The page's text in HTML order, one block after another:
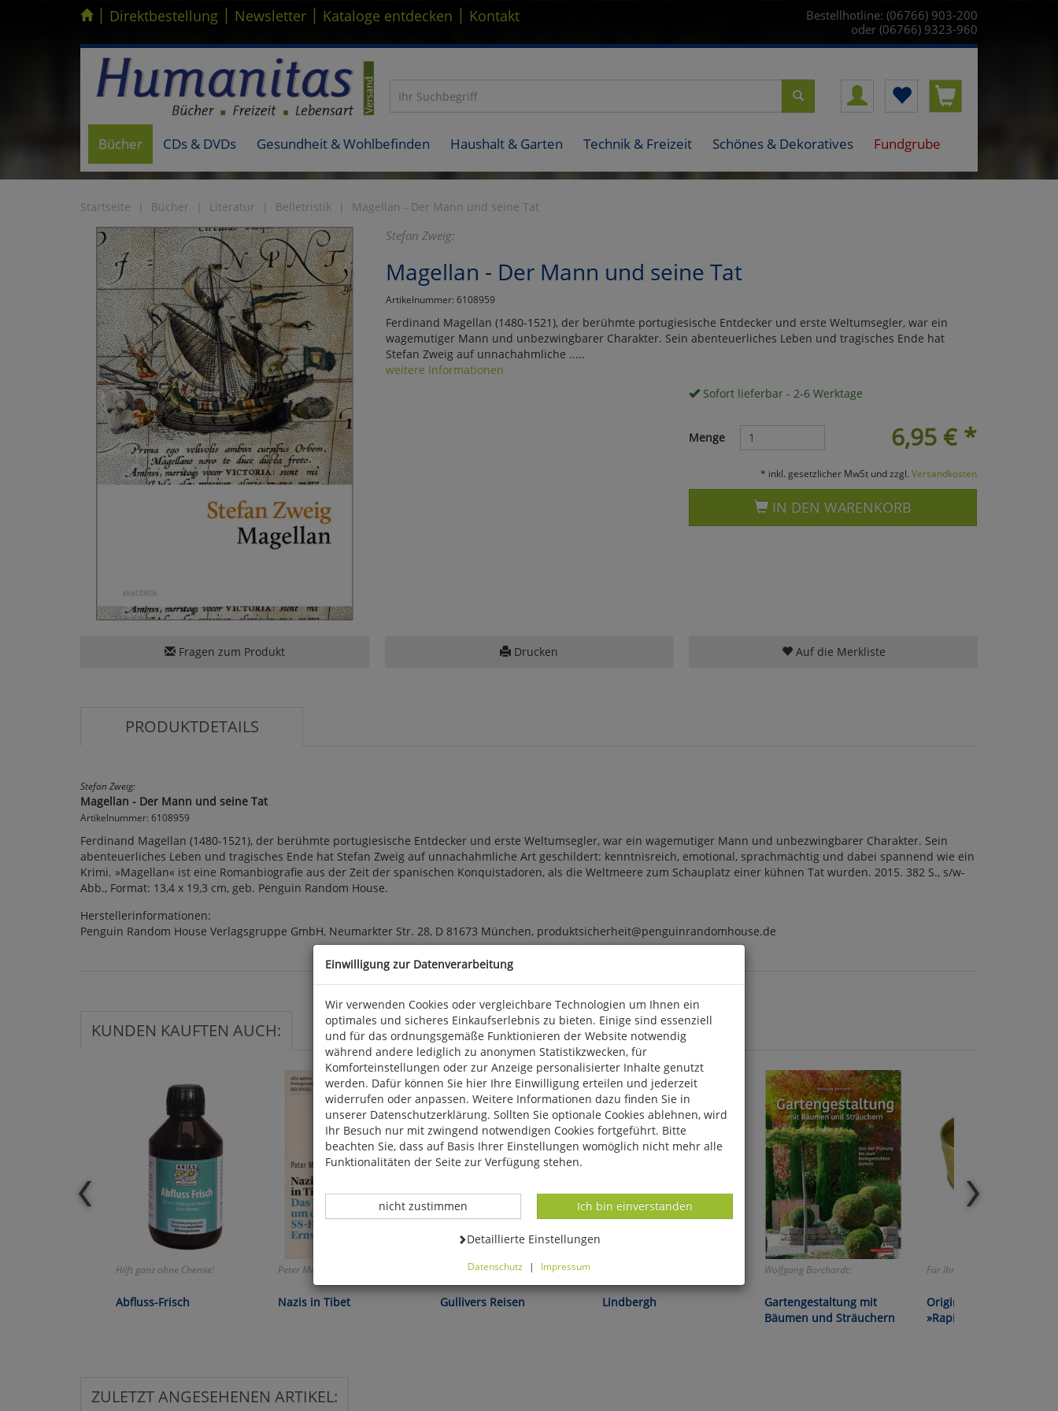
Kompletten Head der Seite überspringen
| Direktbestellung | Newsletter | Kataloge entdecken | Kontakt
Bestellhotline: (06766) 903-200
oder (06766) 9323-960
Bücher CDs & DVDs Gesundheit & Wohlbefinden Haushalt & Garten Technik & Freizeit Schönes & Dekoratives Fundgrube
Startseite Bücher Literatur Belletristik Magellan - Der Mann und seine Tat
Stefan Zweig:
Magellan - Der Mann und seine Tat
Artikelnummer: 6108959
Ferdinand Magellan (1480-1521), der berühmte portugiesische Entdecker und erste Weltumsegler, war ein
wagemutiger Mann und unbezwingbarer Charakter. Sein abenteuerliches Leben und tragisches Ende hat
Stefan Zweig auf unnachahmliche .....
weitere Informationen
Sofort lieferbar - 2-6 Werktage
6,95 €*
Menge
* inkl. gesetzlicher MwSt und zzgl. Versandkosten
IN DEN WARENKORB
Fragen zum Produkt Drucken Auf die Merkliste
PRODUKTDETAILS
Stefan Zweig:
Magellan - Der Mann und seine Tat
Artikelnummer: 6108959
Ferdinand Magellan (1480-1521), der berühmte portugiesische Entdecker und erste Weltumsegler, war ein wagemutiger Mann und unbezwingbarer Charakter. Sein
abenteuerliches Leben und tragisches Ende hat Stefan Zweig auf unnachahmliche Art geschildert: kenntnisreich, emotional, sprachmächtig und dabei spannend wie ein
Krimi. »Magellan« ist eine Romanbiografie aus der Zeit der spanischen Konquistadoren, als die Weltmeere zum Schauplatz einer kühnen Tat wurden. 2015. 382 S., s/w-
Abb., Format: 13,4 x 19,3 cm, geb. Penguin Random House.
Herstellerinformationen:
Penguin Random House Verlagsgruppe GmbH, Neumarkter Str. 28, D 81673 München, produktsicherheit@penguinrandomhouse.de
KUNDEN KAUFTEN AUCH:
Hilft ganz ohne Chemie!
Abfluss-Frisch
Peter Meier-Hüsing:
Nazis in Tibet
Jonathan Swift:
Gullivers Reisen Lindbergh
Wolfgang Borchardt:
Gartengestaltung mit
Bäumen und Sträuchern
Für Ihr Leder nur das Beste!
Original Ledercreme
»Rapide«
ZULETZT ANGESEHENEN ARTIKEL:
Einwilligung zur Datenverarbeitung
Wir verwenden Cookies oder vergleichbare Technologien um Ihnen ein
optimales und sicheres Einkaufserlebnis zu bieten. Einige sind essenziell
und für das ordnungsgemäße Funktionieren der Website notwendig
während andere lediglich zu anonymen Statistikzwecken, für
Komforteinstellungen oder zur Anzeige personalisierter Inhalte genutzt
werden. Dafür können Sie hier Ihre Einwilligung erteilen und jederzeit
widerrufen oder anpassen. Weitere Informationen dazu finden Sie in
unserer Datenschutzerklärung. Sollten Sie optionale Cookies ablehnen, wird
Ihr Besuch nur mit zwingend notwendigen Cookies fortgeführt. Bitte
beachten Sie, dass auf Basis Ihrer Einstellungen womöglich nicht mehr alle
Funktionalitäten der Seite zur Verfügung stehen.
Datenverarbeitung -
Ich bin einverstanden
Datenverarbeitung -
nicht zustimmen
Datenverarbeitung -
Detaillierte Einstellungen
Datenschutz | Impressum
Cookies ablehnen, wird Ihr Besuch nur mit zwingend notwendigen Cookies
fortgeführt. Bitte beachten Sie, dass auf Basis Ihrer Einstellungen womöglich